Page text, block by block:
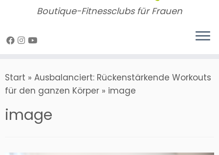
Boutique-Fitnessclubs für Frauen
Start » Ausbalanciert: Rückenstärkende Workouts
für den ganzen Körper » image
image